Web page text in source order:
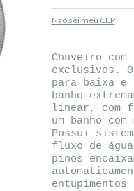
Não sei meu CEP
Chuveiro
exclusivos.
para baixa e
banho
linear, com
um banho
Possui
fluxo de
pinos